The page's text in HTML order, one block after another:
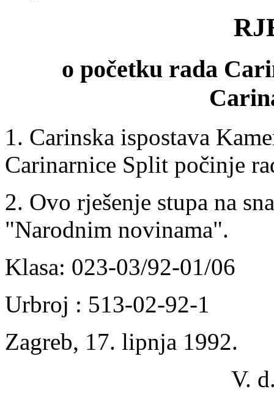
o početku rada
1. Carinska ispostava
Carinarnice Split počinje
2. Ovo rješenje stupa na
"Narodnim novinama".
Klasa: 023-03/92-01/06
Urbroj : 513-02-92-1
Zagreb, 17. lipnja 1992.
V.